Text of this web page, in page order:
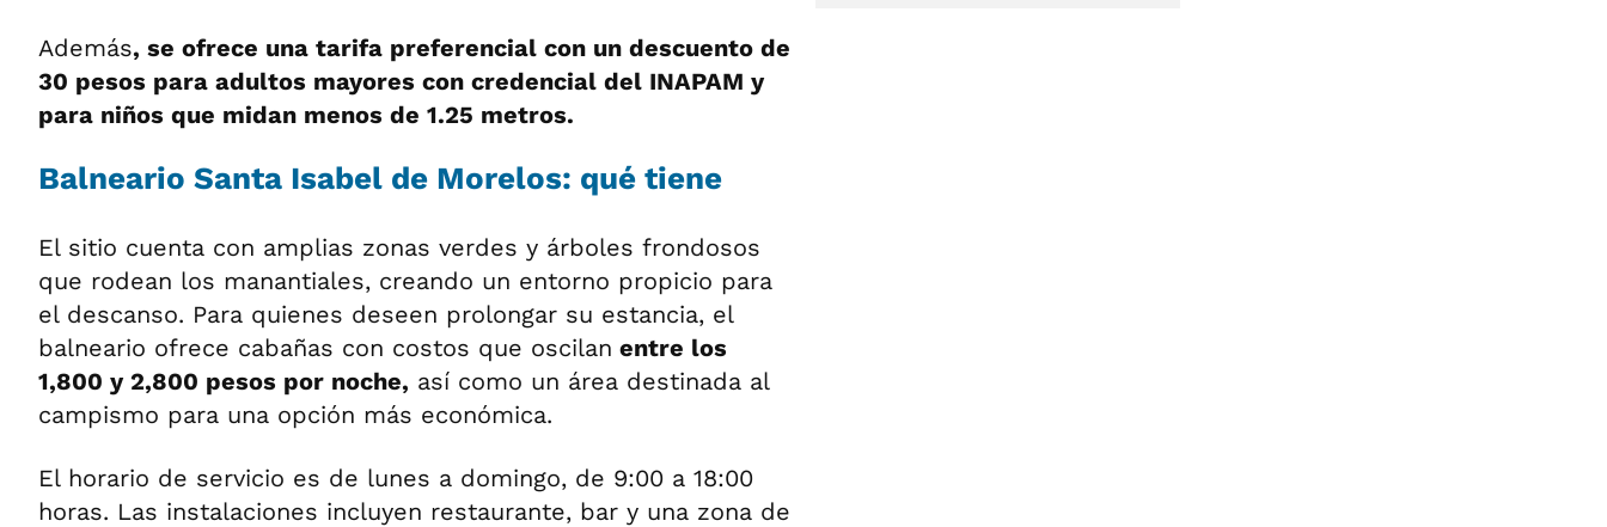
Además, se ofrece una tarifa preferencial con un descuento de
30 pesos para adultos mayores con credencial del INAPAM y
para niños que midan menos de 1.25 metros.
Balneario Santa Isabel de Morelos: qué tiene
El sitio cuenta con amplias zonas verdes y árboles frondosos
que rodean los manantiales, creando un entorno propicio para
el descanso. Para quienes deseen prolongar su estancia, el
balneario ofrece cabañas con costos que oscilan entre los
1,800 y 2,800 pesos por noche, así como un área destinada al
campismo para una opción más económica.
El horario de servicio es de lunes a domingo, de 9:00 a 18:00
horas. Las instalaciones incluyen restaurante, bar y una zona de